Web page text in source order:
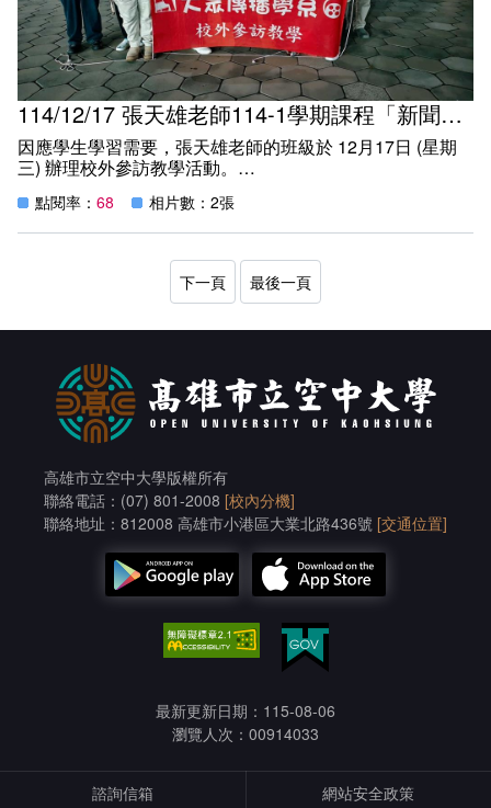
PChome OMLINE 新聞
聚焦資安與隱私權提升公民數位韌性 高雄空大舉辦「數位
生存：你就是獵物」講座
https://news.pchome.com.tw/living/focusnews/20260413/
77607720613352302009.html
寫新聞
高雄空大舉辦「數位生存：你就是獵物」講座 聚焦資安與
隱私權提升公民數位韌性
https://enews-life.com.tw/2026/04/636891/
高雄空大舉辦「數位生存：你就是獵物」講座 聚焦資安與
https://news.owlting.com/articles/1321068
鑫報E樂網
高雄空大舉辦「數位生存：你就是獵物」講座 聚焦資安與
隱私權提升公民數位韌性
http://www.el-online.com.tw/6/6-1-20260413.asp
Talk news說新聞
從駭客攻擊到個資保護 高雄空大講座打造全民數位安全意
識https://talknews.app/2026/04/13/115346/
114/12/17 張天雄老師114-1學期課程「新聞攝影」校外參訪教學活動
因應學生學習需要，張天雄老師的班級於 12月17日 (星期
三) 辦理校外參訪教學活動。
「永恆星冠」聖誕樹，教師帶領學生至此進行新聞攝影現場
實作，藉此提升同學們的拍攝創作技能。師生共同創造美好
點閱率： 68 相片數：2張
下一頁 最後一頁
高雄市立空中大學版權所有
聯絡電話：(07) 801-2008 [校內分機]
聯絡地址：812008 高雄市小港區大業北路436號 [交通位置]
最新更新日期：115-08-06
瀏覽人次：00914033
諮詢信箱 網站安全政策